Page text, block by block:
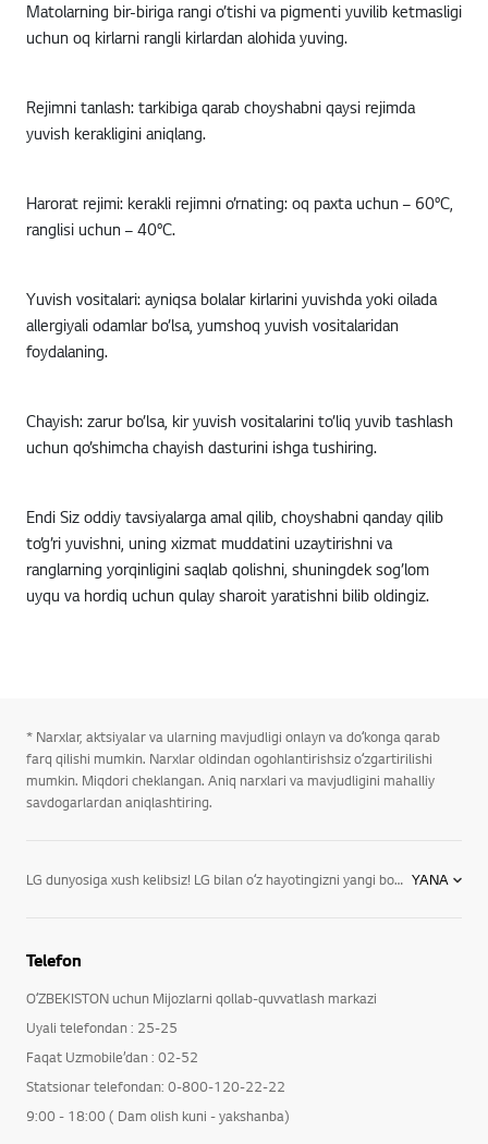
Matolarning bir-biriga rangi o’tishi va pigmenti yuvilib ketmasligi
uchun oq kirlarni rangli kirlardan alohida yuving.
Rejimni tanlash: tarkibiga qarab choyshabni qaysi rejimda
yuvish kerakligini aniqlang.
Harorat rejimi: kerakli rejimni o’rnating: oq paxta uchun – 60°C,
ranglisi uchun – 40°C.
Yuvish vositalari: ayniqsa bolalar kirlarini yuvishda yoki oilada
allergiyali odamlar bo’lsa, yumshoq yuvish vositalaridan
foydalaning.
Chayish: zarur bo’lsa, kir yuvish vositalarini to’liq yuvib tashlash
uchun qo’shimcha chayish dasturini ishga tushiring.
Endi Siz oddiy tavsiyalarga amal qilib, choyshabni qanday qilib
to’g’ri yuvishni, uning xizmat muddatini uzaytirishni va
ranglarning yorqinligini saqlab qolishni, shuningdek sog’lom
uyqu va hordiq uchun qulay sharoit yaratishni bilib oldingiz.
* Narxlar, aktsiyalar va ularning mavjudligi onlayn va doʻkonga qarab
farq qilishi mumkin. Narxlar oldindan ogohlantirishsiz oʻzgartirilishi
mumkin. Miqdori cheklangan. Aniq narxlari va mavjudligini mahalliy
savdogarlardan aniqlashtiring.
LG dunyosiga xush kelibsiz! LG bilan oʻz hayotingizni yangi bosqichga olib chiqing va oʻzingizni eng yaxshi lahzalarga tayyorlang. Yuqori sifat standarti va mijozlarga gʻamxoʻrlik qilish - bizning masʼuliyatimiz va faxrimiz. LG ning O'zbekiston va butun dunyodagi maqsadi - kelajak texnologiyalaridan bugun foydalanish, texnologiyalarning funksional imkoniyatlarini kengaytirish, boshqaruv va dizaynni takomillashtirish. LG energiya tejaydigan, kuchli va sokin maishiy qurilmalari pulingizni tejaydi va qulaylik yaratadi. Rasmiy veb-saytda televizorlar, muzlatgichlar va monitorlardan tortib, konditsioner va audiouskunalargacha boʻlgan uy va ofislar uchun mahsulotlarni taqdim etadi. LG elektronikasi haqida batafsil rasmiy veb-saytdan bilib oling. YANA
Telefon
OʻZBEKISTON uchun Mijozlarni qollab-quvvatlash markazi
Uyali telefondan : 25-25
Faqat Uzmobile’dan : 02-52
Statsionar telefondan: 0-800-120-22-22
9:00 - 18:00 ( Dam olish kuni - yakshanba)